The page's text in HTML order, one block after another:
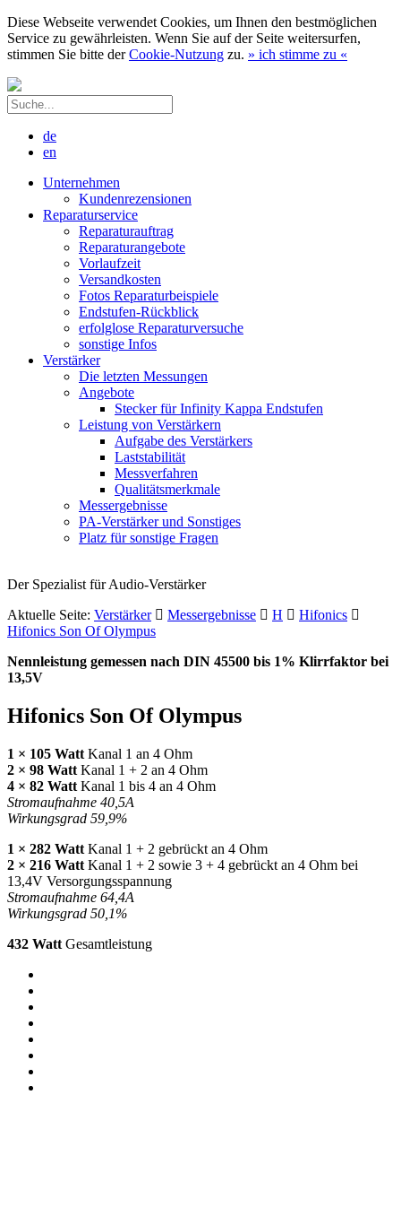
Diese Webseite verwendet Cookies, um Ihnen den bestmöglichen
Service zu gewährleisten. Wenn Sie auf der Seite weitersurfen,
stimmen Sie bitte derCookie-Nutzung zu. » ich stimme zu «
de
en
Unternehmen
Kundenrezensionen
Reparaturservice
Reparaturauftrag
Reparaturangebote
Vorlaufzeit
Versandkosten
Fotos Reparaturbeispiele
Endstufen-Rückblick
erfolglose Reparaturversuche
sonstige Infos
Verstärker
Die letzten Messungen
Angebote
Stecker für Infinity Kappa Endstufen
Leistung von Verstärkern
Aufgabe des Verstärkers
Laststabilität
Messverfahren
Qualitätsmerkmale
Messergebnisse
PA-Verstärker und Sonstiges
Platz für sonstige Fragen
Der Spezialist für Audio-Verstärker
Aktuelle Seite: Verstärker Messergebnisse H
Hifonics
Hifonics Son Of Olympus
Nennleistung gemessen nach DIN 45500 bis 1% Klirrfaktor bei
13,5V
Hifonics Son Of Olympus
1 × 105 Watt Kanal 1 an 4 Ohm
2 × 98 Watt Kanal 1 + 2 an 4 Ohm
4 × 82 Watt Kanal 1 bis 4 an 4 Ohm
Stromaufnahme 40,5A
Wirkungsgrad 59,9%
1 × 282 Watt Kanal 1 + 2 gebrückt an 4 Ohm
2 × 216 Watt Kanal 1 + 2 sowie 3 + 4 gebrückt an 4 Ohm bei
13,4V Versorgungsspannung
Stromaufnahme 64,4A
Wirkungsgrad 50,1%
432 Watt Gesamtleistung